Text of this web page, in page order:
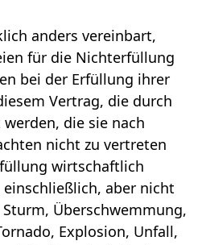
anders vereinbart,
für die Nichterfüllung
bei der Erfüllung ihrer
Vertrag, die durch
die sie nach
nicht zu vertreten
wirtschaftlich
aber nicht
Überschwemmung,
Explosion, Unfall,